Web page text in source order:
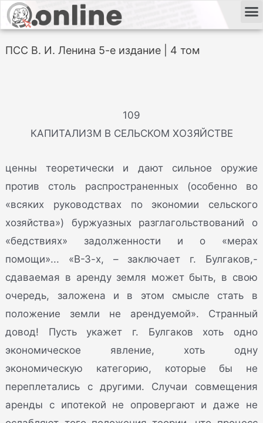
ПСС В. И. Ленина 5-е издание | 4 том
109
КАПИТАЛИЗМ В СЕЛЬСКОМ ХОЗЯЙСТВЕ
ценны теоретически и дают сильное оружие
против столь распространенных (особенно во
«всяких руководствах по экономии сельского
хозяйства») буржуазных разглагольствований о
«бедствиях» задолженности и о «мерах
помощи»... «В-З-х, – заключает г. Булгаков,-
сдаваемая в аренду земля может быть, в свою
очередь, заложена и в этом смысле стать в
положение земли не арендуемой». Странный
довод! Пусть укажет г. Булгаков хоть одно
экономическое явление, хоть одну
экономическую категорию, которые бы не
переплетались с другими. Случаи совмещения
аренды с ипотекой не опровергают и даже не